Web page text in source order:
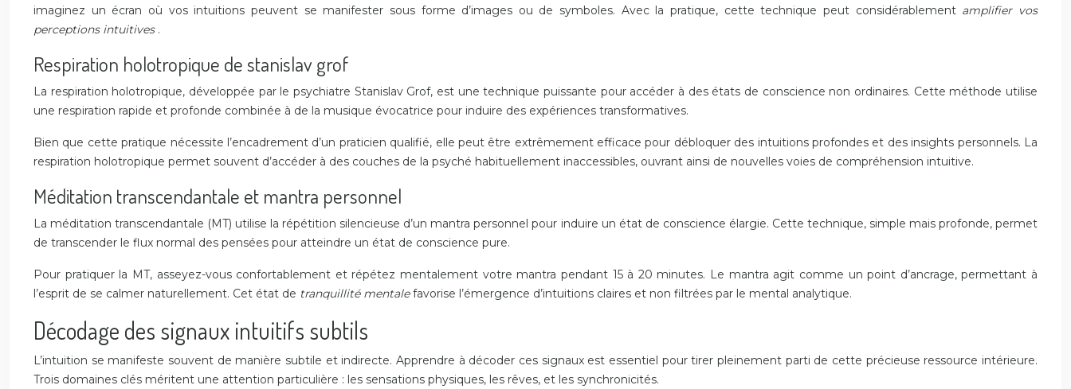
imaginez un écran où vos intuitions peuvent se manifester sous forme d’images ou de symboles. Avec la pratique, cette technique peut considérablement amplifier vos
perceptions intuitives .
Respiration holotropique de stanislav grof
La respiration holotropique, développée par le psychiatre Stanislav Grof, est une technique puissante pour accéder à des états de conscience non ordinaires. Cette méthode utilise
une respiration rapide et profonde combinée à de la musique évocatrice pour induire des expériences transformatives.
Bien que cette pratique nécessite l’encadrement d’un praticien qualifié, elle peut être extrêmement efficace pour débloquer des intuitions profondes et des insights personnels. La
respiration holotropique permet souvent d’accéder à des couches de la psyché habituellement inaccessibles, ouvrant ainsi de nouvelles voies de compréhension intuitive.
Méditation transcendantale et mantra personnel
La méditation transcendantale (MT) utilise la répétition silencieuse d’un mantra personnel pour induire un état de conscience élargie. Cette technique, simple mais profonde, permet
de transcender le flux normal des pensées pour atteindre un état de conscience pure.
Pour pratiquer la MT, asseyez-vous confortablement et répétez mentalement votre mantra pendant 15 à 20 minutes. Le mantra agit comme un point d’ancrage, permettant à
l’esprit de se calmer naturellement. Cet état de tranquillité mentalefavorise l’émergence d’intuitions claires et non filtrées par le mental analytique.
Décodage des signaux intuitifs subtils
L’intuition se manifeste souvent de manière subtile et indirecte. Apprendre à décoder ces signaux est essentiel pour tirer pleinement parti de cette précieuse ressource intérieure.
Trois domaines clés méritent une attention particulière : les sensations physiques, les rêves, et les synchronicités.